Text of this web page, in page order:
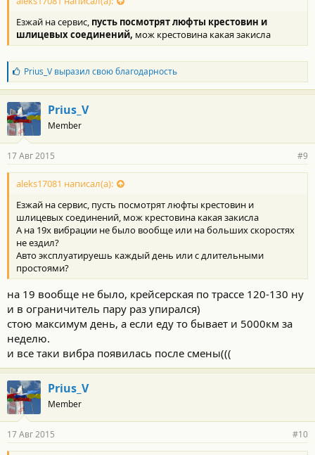
Езжай на сервис, пусть посмотрят люфты крестовин и
шлицевых соединений, мож крестовина какая закисла
Б
л
а
г
о
д
а
н
о
с
и
:
Prius_Vвыразил свою благодарность
Prius_V
Member
17 Авг 2015 #9
aleks17081 написал(а):
Езжай на сервис, пусть посмотрят люфты крестовин и
шлицевых соединений, мож крестовина какая закисла
А на 19х вибрации не было вообще или на больших скоростях
не ездил?
Авто эксплуатируешь каждый день или с длительными
простоями?
на 19 вообще не было, крейсерская по трассе 120-130 ну
и в ограничитель пару раз упирался)
стою максимум день, а если еду то бывает и 5000км за
неделю.
и все таки вибра появилась после смены(((
Prius_V
Member
17 Авг 2015 #10